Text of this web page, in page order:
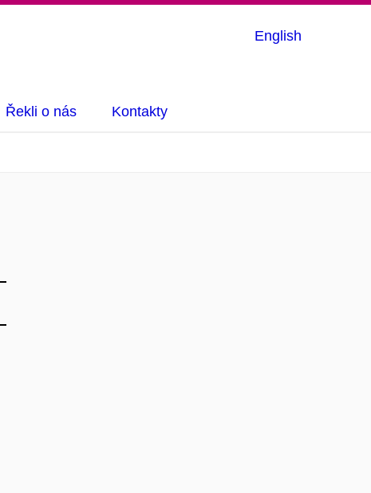
English
Řekli o nás Kontakty